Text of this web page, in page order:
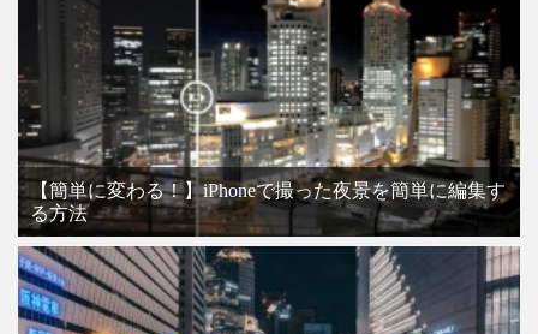
【簡単に変わる！】iPhoneで撮った夜景を簡単に編集す
る方法